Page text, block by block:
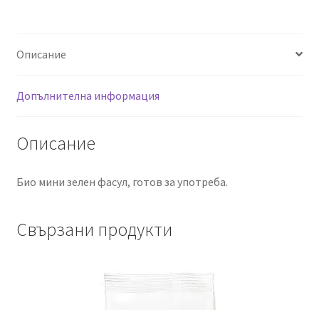
g
Описание
Допълнителна информация
Описание
Био мини зелен фасул, готов за употреба.
Свързани продукти